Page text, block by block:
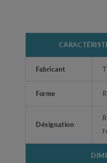
Fabricant
Forme
Désignation